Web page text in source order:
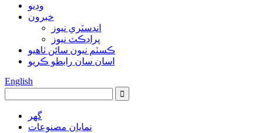
وڊيو
خبرون
انڊسٽري نيوز
پراڊڪٽ نيوز
ڪسٽم نيون سائن ٺاهيو
اسان سان رابطو ڪريو
English
گهر
نمايان مصنوعات